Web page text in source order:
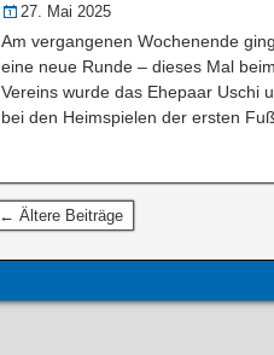
27. Mai 2025
Am vergangenen Wochenende
eine neue Runde – dieses Mal
Vereins wurde das Ehepaar Uschi
bei den Heimspielen der ersten
← Ältere Beiträge